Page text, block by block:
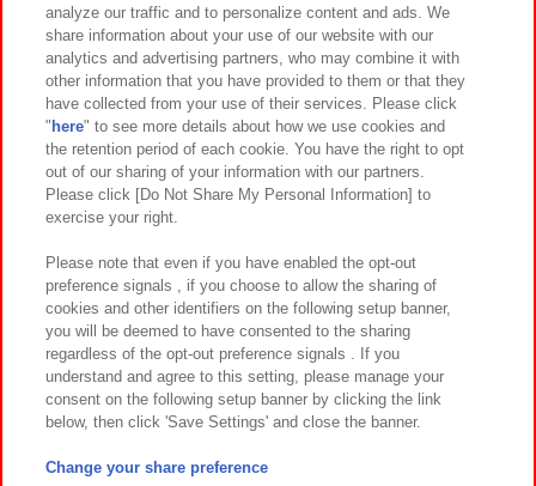
イベント・キャンペーン
関連会社 サステナビリティ サイトポリシー
プライバシーポリシー ウェブアクセシビリティ方針と検証結果
お取引先さまとともに
カスタマーハラスメント対応方針 よくあるご質問・お問い合わせ
©Bandai Namco Amusement Inc.
©Bandai Namco Amusement Lab Inc.
analyze our traffic and to personalize content and ads. We
share information about your use of our website with our
analytics and advertising partners, who may combine it with
other information that you have provided to them or that they
have collected from your use of their services. Please click
" here" to see more details about how we use cookies and
the retention period of each cookie. You have the right to opt
out of our sharing of your information with our partners.
Please click [Do Not Share My Personal Information] to
exercise your right.
Please note that even if you have enabled the opt-out
preference signals , if you choose to allow the sharing of
cookies and other identifiers on the following setup banner,
you will be deemed to have consented to the sharing
regardless of the opt-out preference signals . If you
understand and agree to this setting, please manage your
consent on the following setup banner by clicking the link
below, then click 'Save Settings' and close the banner.
Change your share preference